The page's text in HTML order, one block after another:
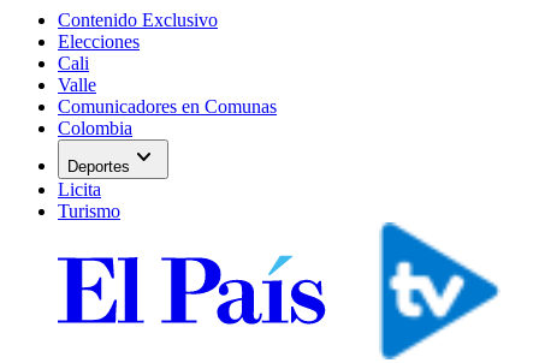
Contenido Exclusivo
Elecciones
Cali
Valle
Comunicadores en Comunas
Colombia
Deportes expand_more
Licita
Turismo